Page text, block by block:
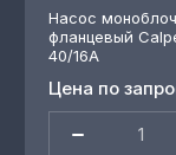
Насос
фланцевый
40/16A
Цена по